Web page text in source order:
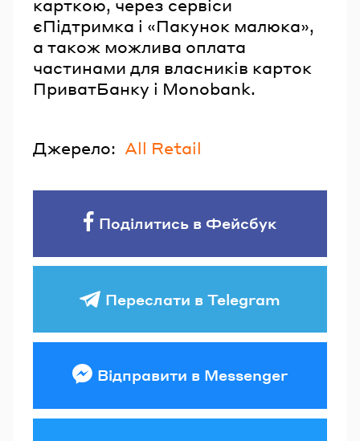
карткою, через сервіси
єПідтримка і «Пакунок малюка»,
а також можлива оплата
частинами для власників карток
ПриватБанку і Monobank.
Джерело: All Retail
Поділитись в Фейсбук
Переслати в Telegram
Відправити в Messenger